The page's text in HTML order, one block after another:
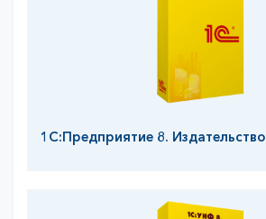
1С:Предприятие 8. Издательство